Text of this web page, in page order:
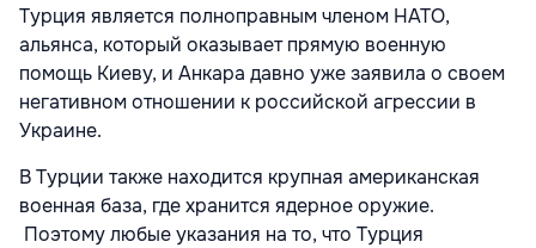
Турция является полноправным членом НАТО,
альянса, который оказывает прямую военную
помощь Киеву, и Анкара давно уже заявила о своем
негативном отношении к российской агрессии в
Украине.
В Турции также находится крупная американская
военная база, где хранится ядерное оружие.
Поэтому любые указания на то, что Турция